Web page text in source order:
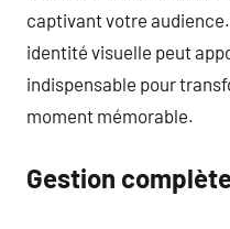
captivant votre
identité visuelle peut
indispensable pour
moment mémorable.
Gestion